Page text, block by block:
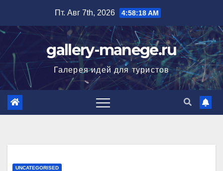
содержимому
Пт. Авг 7th, 2026 4:58:19 AM
gallery-manege.ru
Галерея идей для туристов
UNCATEGORISED